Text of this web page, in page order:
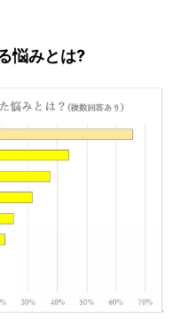
悩みとは?